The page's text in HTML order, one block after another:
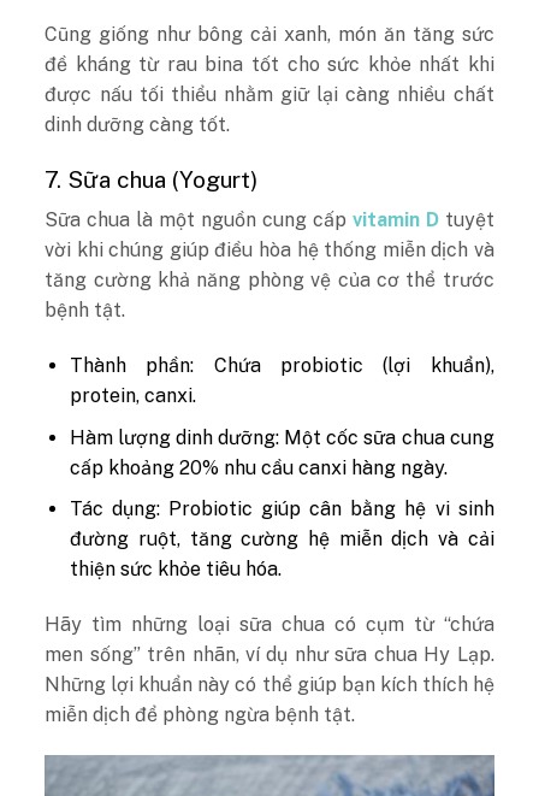
Cũng giống như bông cải xanh, món ăn tăng sức
đề kháng từ rau bina tốt cho sức khỏe nhất khi
được nấu tối thiểu nhằm giữ lại càng nhiều chất
dinh dưỡng càng tốt.
7. Sữa chua (Yogurt)
Sữa chua là một nguồn cung cấp vitamin D tuyệt
vời khi chúng giúp điều hòa hệ thống miễn dịch và
tăng cường khả năng phòng vệ của cơ thể trước
bệnh tật.
Thành phần: Chứa probiotic (lợi khuẩn),
protein, canxi.
Hàm lượng dinh dưỡng: Một cốc sữa chua cung
cấp khoảng 20% nhu cầu canxi hàng ngày.
Tác dụng: Probiotic giúp cân bằng hệ vi sinh
đường ruột, tăng cường hệ miễn dịch và cải
thiện sức khỏe tiêu hóa.
Hãy tìm những loại sữa chua có cụm từ “chứa
men sống” trên nhãn, ví dụ như sữa chua Hy Lạp.
Những lợi khuẩn này có thể giúp bạn kích thích hệ
miễn dịch để phòng ngừa bệnh tật.